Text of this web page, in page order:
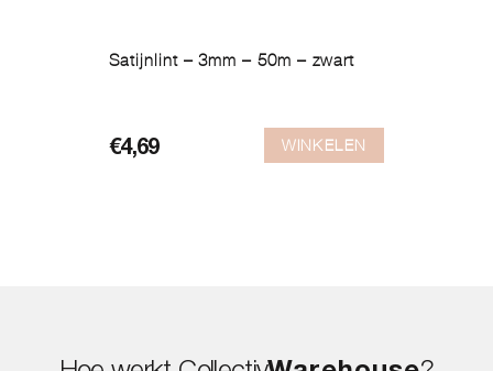
Satijnlint – 3mm – 50m – zwart
€4,69 WINKELEN